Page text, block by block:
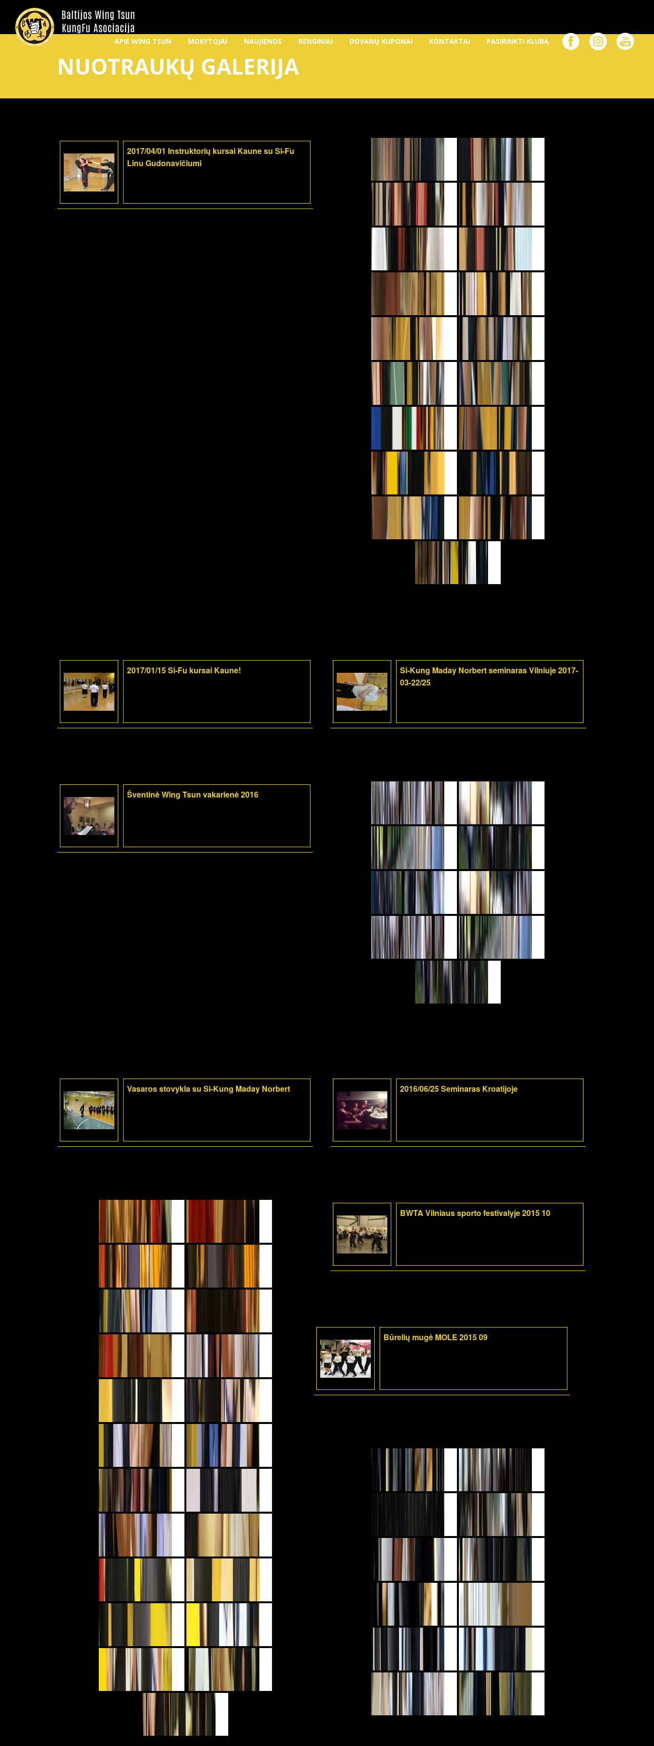
APIE WING TSUN MOKYTOJAI NAUJIENOS RENGINIAI DOVANŲ KUPONAI KONTAKTAI PASIRINKTI KLUBĄ
NUOTRAUKŲ GALERIJA
2017/04/01 Instruktorių kursai Kaune su Si-Fu
Linu Gudonavičiumi
2017/01/15 Si-Fu kursai Kaune!
Si-Kung Maday Norbert seminaras Vilniuje 2017-
03-22/25
Šventinė Wing Tsun vakarienė 2016
Vasaros stovykla su Si-Kung Maday Norbert 2016/06/25 Seminaras Kroatijoje
BWTA Vilniaus sporto festivalyje 2015 10
Būrelių mugė MOLE 2015 09